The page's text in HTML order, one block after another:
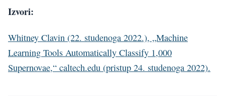
Izvori:
Whitney Clavin (22. studenoga 2022.), „Machine
Learning Tools Automatically Classify 1,000
Supernovae,“ caltech.edu (pristup 24. studenoga 2022).